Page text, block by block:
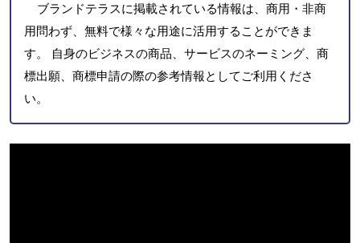
ブランドテラスに掲載されている情報は、商用・非商
用問わず、無料で様々な用途に活用することができま
す。 自身のビジネスの商品、サービスのネーミング、商
標出願、商標申請の際の参考情報としてご利用くださ
い。